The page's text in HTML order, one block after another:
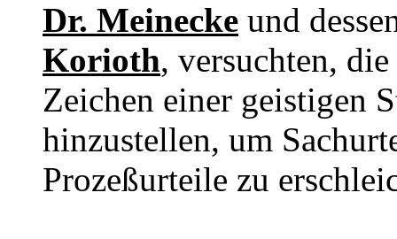
Dr. Meinecke und
Korioth, versuchten,
Zeichen einer geistigen
hinzustellen, um
Prozeßurteile zu